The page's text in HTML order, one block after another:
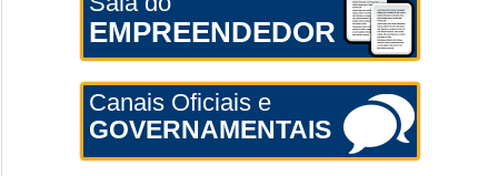
EMPREENDEDOR
Canais Oficiais e
GOVERNAMENTAIS